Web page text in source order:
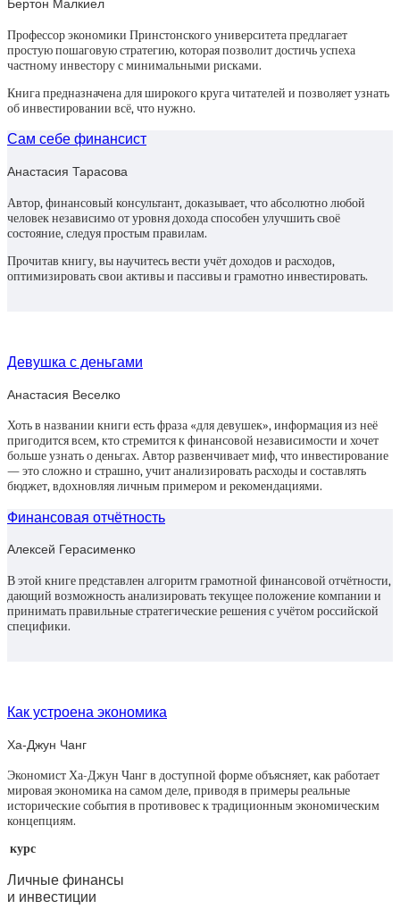
Бертон Малкиел
Профессор экономики Принстонского университета предлагает
простую пошаговую стратегию, которая позволит достичь успеха
частному инвестору с минимальными рисками.
Книга предназначена для широкого круга читателей и позволяет узнать
об инвестировании всё, что нужно.
Сам себе финансист
Анастасия Тарасова
Автор, финансовый консультант, доказывает, что абсолютно любой
человек независимо от уровня дохода способен улучшить своё
состояние, следуя простым правилам.
Прочитав книгу, вы научитесь вести учёт доходов и расходов,
оптимизировать свои активы и пассивы и грамотно инвестировать.
Девушка с деньгами
Анастасия Веселко
Хоть в названии книги есть фраза «для девушек», информация из неё
пригодится всем, кто стремится к финансовой независимости и хочет
больше узнать о деньгах. Автор развенчивает миф, что инвестирование
— это сложно и страшно, учит анализировать расходы и составлять
бюджет, вдохновляя личным примером и рекомендациями.
Финансовая отчётность
Алексей Герасименко
В этой книге представлен алгоритм грамотной финансовой отчётности,
дающий возможность анализировать текущее положение компании и
принимать правильные стратегические решения с учётом российской
специфики.
Как устроена экономика
Ха-Джун Чанг
Экономист Ха-Джун Чанг в доступной форме объясняет, как работает
мировая экономика на самом деле, приводя в примеры реальные
исторические события в противовес к традиционным экономическим
концепциям.
курс
Личные финансы
и инвестиции